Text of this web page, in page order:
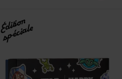
Édition
spéciale